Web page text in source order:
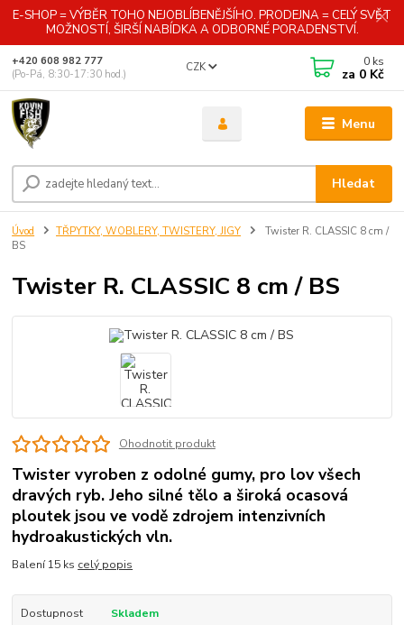
E-SHOP = VÝBĚR TOHO NEJOBLÍBENĚJŠÍHO. PRODEJNA = CELÝ SVĚT
MOŽNOSTÍ, ŠIRŠÍ NABÍDKA A ODBORNÉ PORADENSTVÍ.
Menu
CZK
Hledat
+420 608 982 777
(Po-Pá, 8:30-17:30 hod.)
0 ks
za 0 Kč
Úvod TŘPYTKY, WOBLERY, TWISTERY, JIGY
Twister R. CLASSIC 8 cm /
BS
Twister R. CLASSIC 8 cm / BS
Ohodnotit produkt
Twister vyroben z odolné gumy, pro lov všech
dravých ryb. Jeho silné tělo a široká ocasová
ploutek jsou ve vodě zdrojem intenzivních
hydroakustických vln.
Balení 15 ks celý popis
Dostupnost Skladem